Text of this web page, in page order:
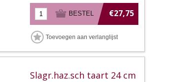
€27,75
Slagr.haz.sch taart 24 cm